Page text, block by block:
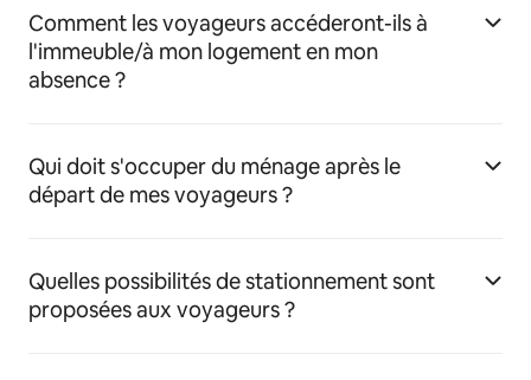
Comment les voyageurs accéderont-ils à
l'immeuble/à mon logement en mon
absence ?
Qui doit s'occuper du ménage après le
départ de mes voyageurs ?
Quelles possibilités de stationnement sont
proposées aux voyageurs ?